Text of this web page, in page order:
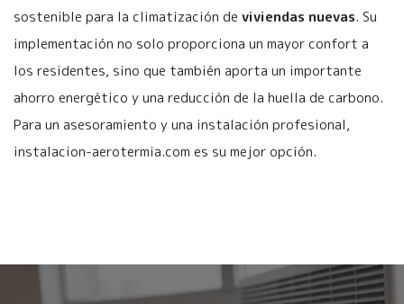
sostenible para la climatización de viviendas nuevas. Su
implementación no solo proporciona un mayor confort a
los residentes, sino que también aporta un importante
ahorro energético y una reducción de la huella de carbono.
Para un asesoramiento y una instalación profesional,
instalacion-aerotermia.com es su mejor opción.